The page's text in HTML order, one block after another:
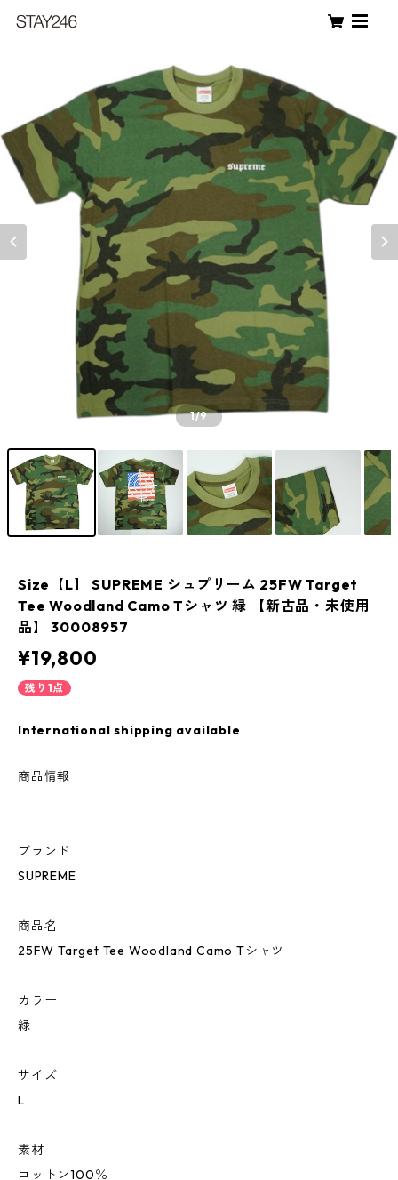
1/9
Size【L】 SUPREME シュプリーム 25FW Target
Tee Woodland Camo Tシャツ 緑 【新古品・未使用
品】 30008957
¥19,800
残り1点
International shipping available
商品情報
ブランド
SUPREME
商品名
25FW Target Tee Woodland Camo Tシャツ
カラー
緑
サイズ
L
素材
コットン100％